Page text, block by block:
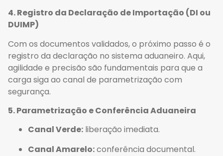
4. Registro da Declaração de Importação (DI ou
DUIMP)
Com os documentos validados, o próximo passo é o
registro da declaração no sistema aduaneiro. Aqui,
agilidade e precisão são fundamentais para que a
carga siga ao canal de parametrização com
segurança.
5. Parametrização e Conferência Aduaneira
Canal Verde: liberação imediata.
Canal Amarelo:conferência documental.